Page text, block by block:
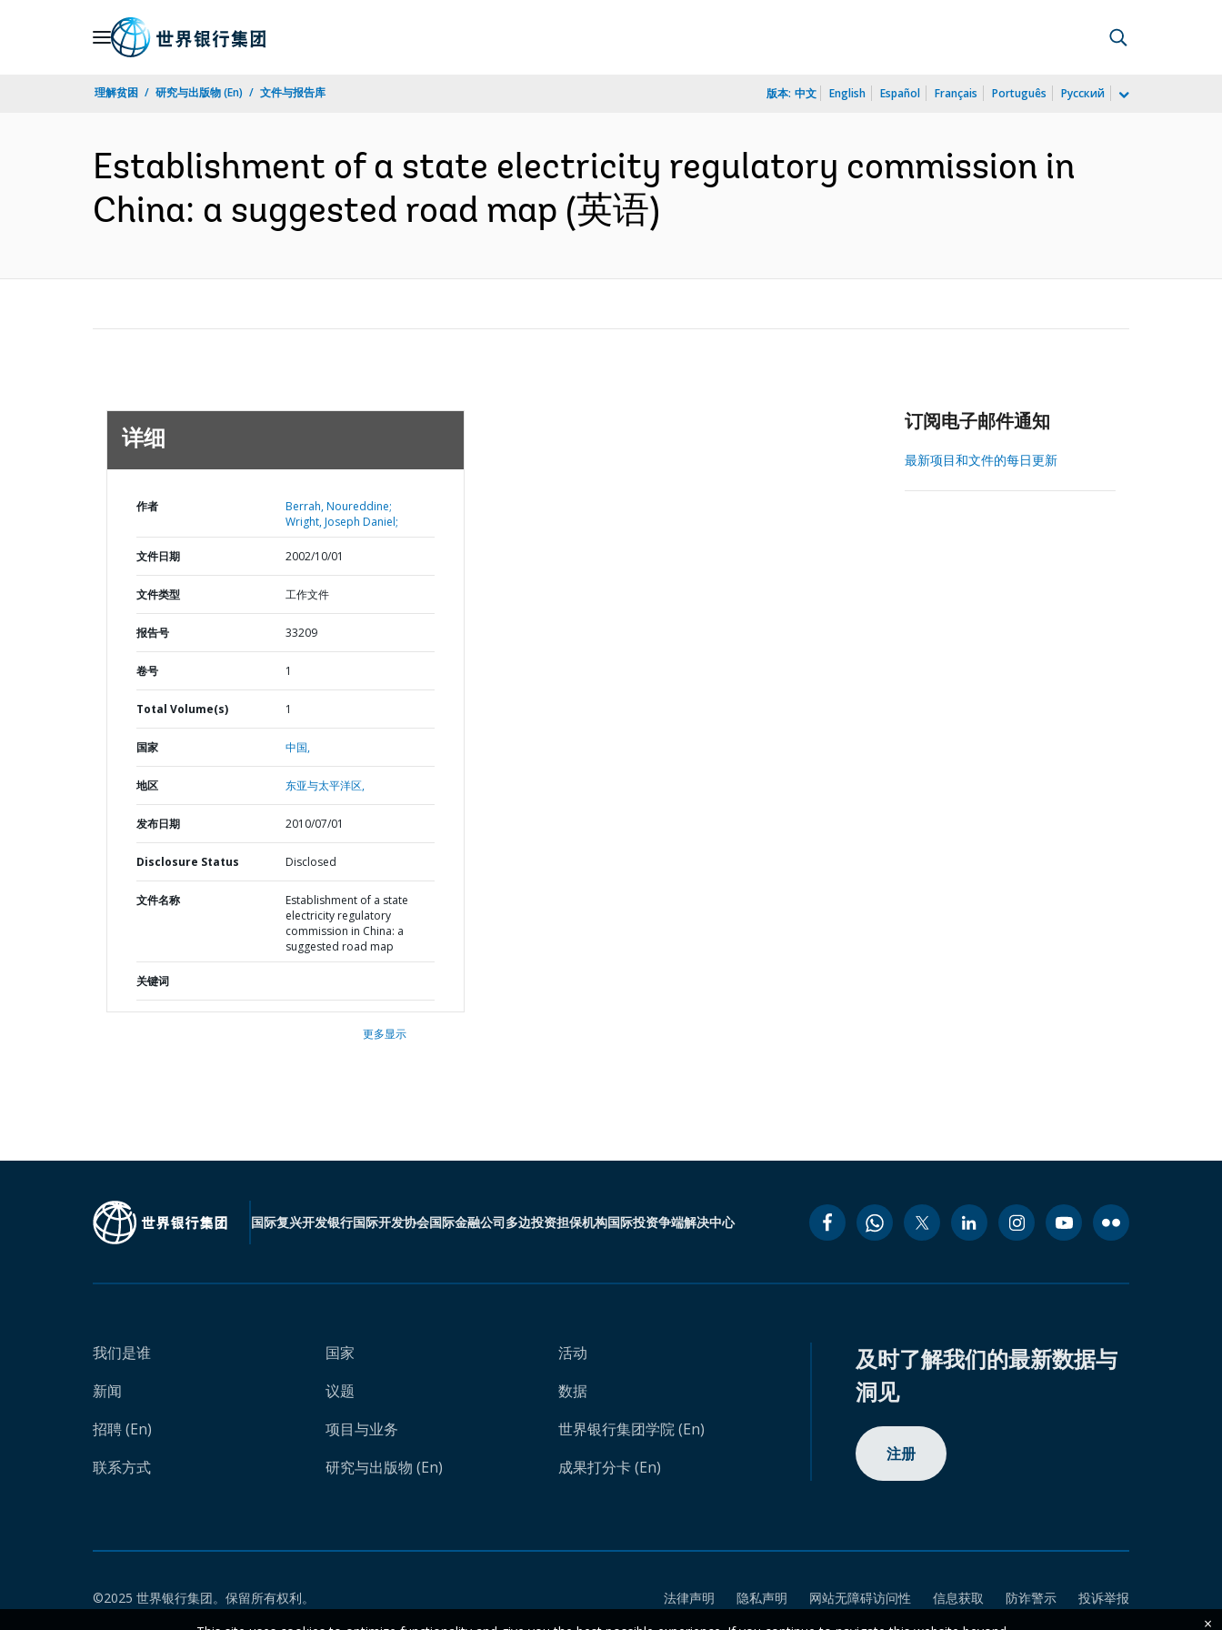
理解贫困 研究与出版物 (En) 文件与报告库 版本: 中文 English Español Français Português Русский
Establishment of a state electricity regulatory commission in
China: a suggested road map (英语)
详细
作者
Berrah, Noureddine;
Wright, Joseph Daniel;
文件日期 2002/10/01
文件类型 工作文件
报告号 33209
卷号 1
Total Volume(s) 1
国家 中国,
地区 东亚与太平洋区,
发布日期 2010/07/01
Disclosure Status Disclosed
文件名称
Establishment of a state
electricity regulatory
commission in China: a
suggested road map
关键词
更多显示
订阅电子邮件通知
最新项目和文件的每日更新
国际复兴开发银行国际开发协会国际金融公司多边投资担保机构国际投资争端解决中心
我们是谁
新闻
招聘 (En)
联系方式
国家
议题
项目与业务
研究与出版物 (En)
活动
数据
世界银行集团学院 (En)
成果打分卡 (En)
及时了解我们的最新数据与
洞见
注册
©2025 世界银行集团。保留所有权利。 法律声明 隐私声明 网站无障碍访问性 信息获取 防诈警示
投诉举报
×